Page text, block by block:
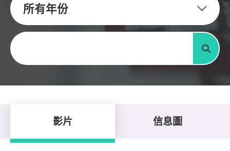
所有年份
關鍵字
搜尋
影片 信息圖